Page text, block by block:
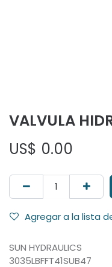
VALVULA
US$ 0.00
Agregar a la lista
SUN HYDRAULICS
3035LBFFT41SUB47